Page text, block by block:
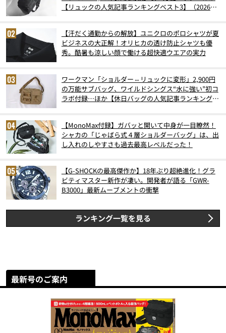
【リュックの人気記事ランキングベスト3】（2026年
【汗だく通勤からの解放】ユニクロのポロシャツが夏
ビジネスの大正解！オリヒカの透け防止シャツも優
秀。酷暑も涼しい顔で働ける超快適ウエアの実力
ワークマン「ショルダー⇔リュックに変形」2,900円
の万能サブバッグ、ワイルドシングス“水に強い”初コ
ラボ付録…ほか【休日バッグの人気記事ランキングベ
【MonoMax付録】ガバッと開いて中身が一目瞭然！
シャカの「じゃばら式４層ショルダーバッグ」は、出
し入れのしやすさも過去最高レベルだった！
【G-SHOCKの最高傑作か】18年ぶり超絶進化！グラ
ビティマスター新作が凄い。開発者が語る「GWR-
B3000」最新ムーブメントの衝撃
ランキング一覧を見る
最新号のご案内